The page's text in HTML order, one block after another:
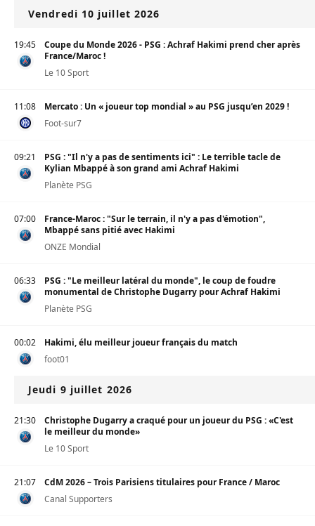
Vendredi 10 juillet 2026
19:45
Coupe du Monde 2026 - PSG : Achraf Hakimi prend cher après
France/Maroc !
Le 10 Sport
11:08
Mercato : Un « joueur top mondial » au PSG jusqu’en 2029 !
Foot-sur7
09:21
PSG : "Il n'y a pas de sentiments ici" : Le terrible tacle de
Kylian Mbappé à son grand ami Achraf Hakimi
Planète PSG
07:00
France-Maroc : "Sur le terrain, il n'y a pas d'émotion",
Mbappé sans pitié avec Hakimi
ONZE Mondial
06:33
PSG : "Le meilleur latéral du monde", le coup de foudre
monumental de Christophe Dugarry pour Achraf Hakimi
Planète PSG
00:02
Hakimi, élu meilleur joueur français du match
foot01
Jeudi 9 juillet 2026
21:30
Christophe Dugarry a craqué pour un joueur du PSG : «C'est
le meilleur du monde»
Le 10 Sport
21:07
CdM 2026 – Trois Parisiens titulaires pour France / Maroc
Canal Supporters